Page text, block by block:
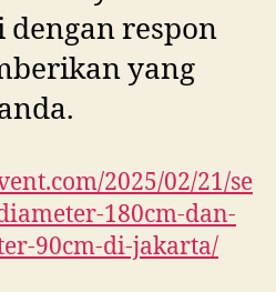
respon
yang
2025/02/21/se
180cm-dan-
90cm-di-jakarta/